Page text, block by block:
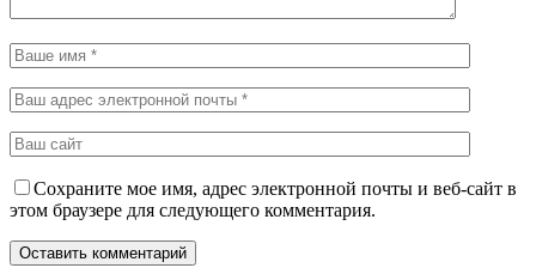
Сохраните мое имя, адрес электронной почты и веб-сайт в
этом браузере для следующего комментария.